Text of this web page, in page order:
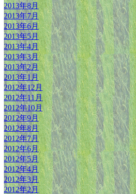
2013年8月
2013年7月
2013年6月
2013年5月
2013年4月
2013年3月
2013年2月
2013年1月
2012年12月
2012年11月
2012年10月
2012年9月
2012年8月
2012年7月
2012年6月
2012年5月
2012年4月
2012年3月
2012年2月